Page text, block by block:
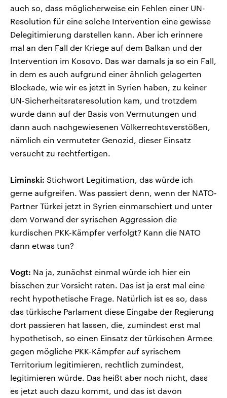
auch so, dass möglicherweise ein Fehlen einer UN-
Resolution für eine solche Intervention eine gewisse
Delegitimierung darstellen kann. Aber ich erinnere
mal an den Fall der Kriege auf dem Balkan und der
Intervention im Kosovo. Das war damals ja so ein Fall,
in dem es auch aufgrund einer ähnlich gelagerten
Blockade, wie wir es jetzt in Syrien haben, zu keiner
UN-Sicherheitsratsresolution kam, und trotzdem
wurde dann auf der Basis von Vermutungen und
dann auch nachgewiesenen Völkerrechtsverstößen,
nämlich ein vermuteter Genozid, dieser Einsatz
versucht zu rechtfertigen.
Liminski: Stichwort Legitimation, das würde ich
gerne aufgreifen. Was passiert denn, wenn der NATO-
Partner Türkei jetzt in Syrien einmarschiert und unter
dem Vorwand der syrischen Aggression die
kurdischen PKK-Kämpfer verfolgt? Kann die NATO
dann etwas tun?
Vogt: Na ja, zunächst einmal würde ich hier ein
bisschen zur Vorsicht raten. Das ist ja erst mal eine
recht hypothetische Frage. Natürlich ist es so, dass
das türkische Parlament diese Eingabe der Regierung
dort passieren hat lassen, die, zumindest erst mal
hypothetisch, so einen Einsatz der türkischen Armee
gegen mögliche PKK-Kämpfer auf syrischem
Territorium legitimieren, rechtlich zumindest,
legitimieren würde. Das heißt aber noch nicht, dass
es jetzt auch dazu kommt, und das ist davon